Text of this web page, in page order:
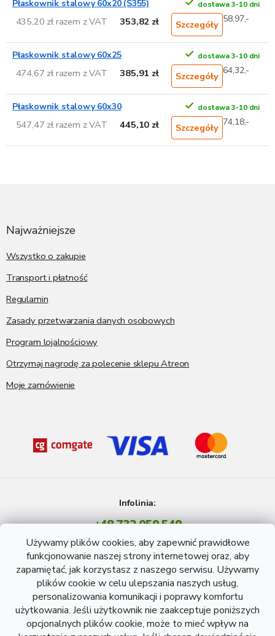
Używamy plików cookies, aby zapewnić prawidłowe
funkcjonowanie naszej strony internetowej oraz, aby
zapamiętać, jak korzystasz z naszego serwisu. Używamy
plików cookie w celu ulepszania naszych usług,
personalizowania komunikacji i poprawy komfortu
użytkowania. Jeśli użytkownik nie zaakceptuje poniższych
opcjonalnych plików cookie, może to mieć wpływ na
Płaskownik stalowy 60x20 (S355) dostawa 3-10 dni
435,20 zł razem z VAT 353,82 zł Szczegóły 58,97,-
Płaskownik stalowy 60x25 dostawa 3-10 dni
474,67 zł razem z VAT 385,91 zł Szczegóły 64,32,-
Płaskownik stalowy 60x30 dostawa 3-10 dni
547,47 zł razem z VAT 445,10 zł Szczegóły 74,18,-
Najważniejsze
Wszystko o zakupie
Transport i płatność
Regulamin
Zasady przetwarzania danych osobowych
Program lojalnościowy
Otrzymaj nagrodę za polecenie sklepu Atreon
Moje zamówienie
Infolinia:
+48 732 059 549
Pon - Pt: 8 - 15 godź.
info@atreon.pl